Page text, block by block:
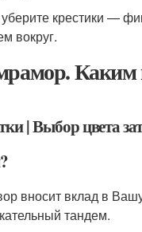
крестики —
вокруг.
Каким
| Выбор цвета
вносит вклад в
тандем.